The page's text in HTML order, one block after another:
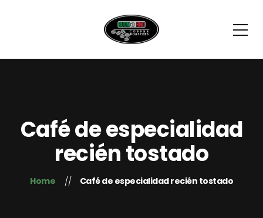
Café de especialidad
recién tostado
Home Café de especialidad recién tostado